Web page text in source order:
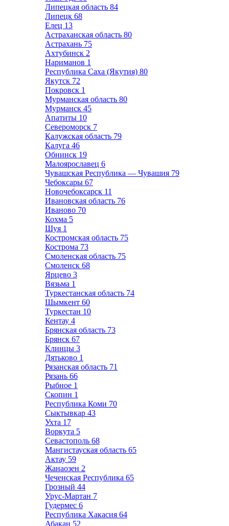
Липецкая область 84
Липецк 68
Елец 13
Астраханская область 80
Астрахань 75
Ахтубинск 2
Нариманов 1
Республика Саха (Якутия) 80
Якутск 72
Покровск 1
Мурманская область 80
Мурманск 45
Апатиты 10
Североморск 7
Калужская область 79
Калуга 46
Обнинск 19
Малоярославец 6
Чувашская Республика — Чувашия 79
Чебоксары 67
Новочебоксарск 11
Ивановская область 76
Иваново 70
Кохма 5
Шуя 1
Костромская область 75
Кострома 73
Смоленская область 75
Смоленск 68
Ярцево 3
Вязьма 1
Туркестанская область 74
Шымкент 60
Туркестан 10
Кентау 4
Брянская область 73
Брянск 67
Клинцы 3
Дятьково 1
Рязанская область 71
Рязань 66
Рыбное 1
Скопин 1
Республика Коми 70
Сыктывкар 43
Ухта 17
Воркута 5
Севастополь 68
Мангистауская область 65
Актау 59
Жанаозен 2
Чеченская Республика 65
Грозный 44
Урус-Мартан 7
Гудермес 6
Республика Хакасия 64
Абакан 52